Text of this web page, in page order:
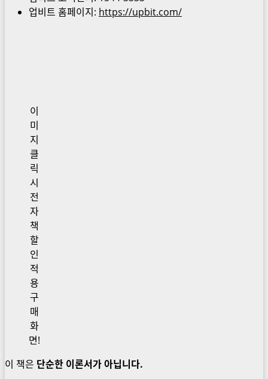
업비트 홈페이지: https://upbit.com/
이
미
지
클
릭
시
전
자
책
할
인
적
용
구
매
화
면!
이 책은 단순한 이론서가 아닙니다.